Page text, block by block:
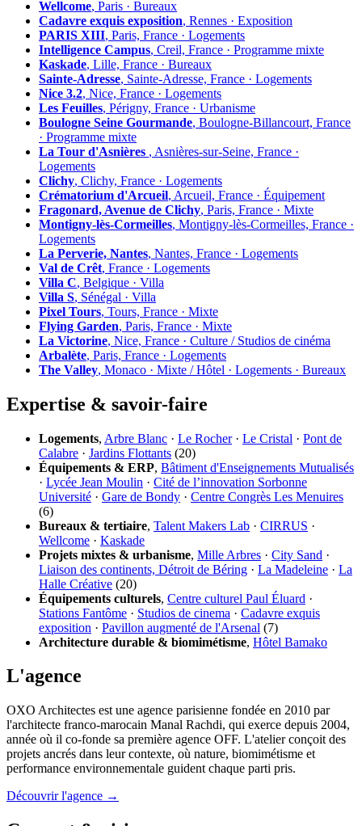
Wellcome, Paris · Bureaux
Cadavre exquis exposition, Rennes · Exposition
PARIS XIII, Paris, France · Logements
Intelligence Campus, Creil, France · Programme mixte
Kaskade, Lille, France · Bureaux
Sainte-Adresse, Sainte-Adresse, France · Logements
Nice 3.2, Nice, France · Logements
Les Feuilles, Périgny, France · Urbanisme
Boulogne Seine Gourmande, Boulogne-Billancourt, France
· Programme mixte
La Tour d'Asnières , Asnières-sur-Seine, France ·
Logements
Clichy, Clichy, France · Logements
Crématorium d'Arcueil, Arcueil, France · Équipement
Fragonard, Avenue de Clichy, Paris, France · Mixte
Montigny-lès-Cormeilles, Montigny-lès-Cormeilles, France ·
Logements
La Perverie, Nantes, Nantes, France · Logements
Val de Crêt, France · Logements
Villa C, Belgique · Villa
Villa S, Sénégal · Villa
Pixel Tours, Tours, France · Mixte
Flying Garden, Paris, France · Mixte
La Victorine, Nice, France · Culture / Studios de cinéma
Arbalète, Paris, France · Logements
The Valley, Monaco · Mixte / Hôtel · Logements · Bureaux
Expertise & savoir-faire
Logements, Arbre Blanc · Le Rocher· Le Cristal · Pont de
Calabre · Jardins Flottants (20)
Équipements & ERP, Bâtiment d'Enseignements Mutualisés
· Lycée Jean Moulin · Cité de l’innovation Sorbonne
Université · Gare de Bondy · Centre Congrès Les Menuires
(6)
Bureaux & tertiaire, Talent Makers Lab · CIRRUS ·
Wellcome · Kaskade
Projets mixtes & urbanisme, Mille Arbres · City Sand ·
Liaison des continents, Détroit de Béring · La Madeleine · La
Halle Créative (20)
Équipements culturels, Centre culturel Paul Éluard ·
Stations Fantôme · Studios de cinema · Cadavre exquis
exposition · Pavillon augmenté de l'Arsenal (7)
Architecture durable & biomimétisme, Hôtel Bamako
L'agence
OXO Architectes est une agence parisienne fondée en 2010 par
l'architecte franco-marocain Manal Rachdi, qui exerce depuis 2004,
année où il co-fonde sa première agence OFF. L'atelier conçoit des
projets ancrés dans leur contexte, où nature, biomimétisme et
performance environnementale guident chaque parti pris.
Découvrir l'agence →